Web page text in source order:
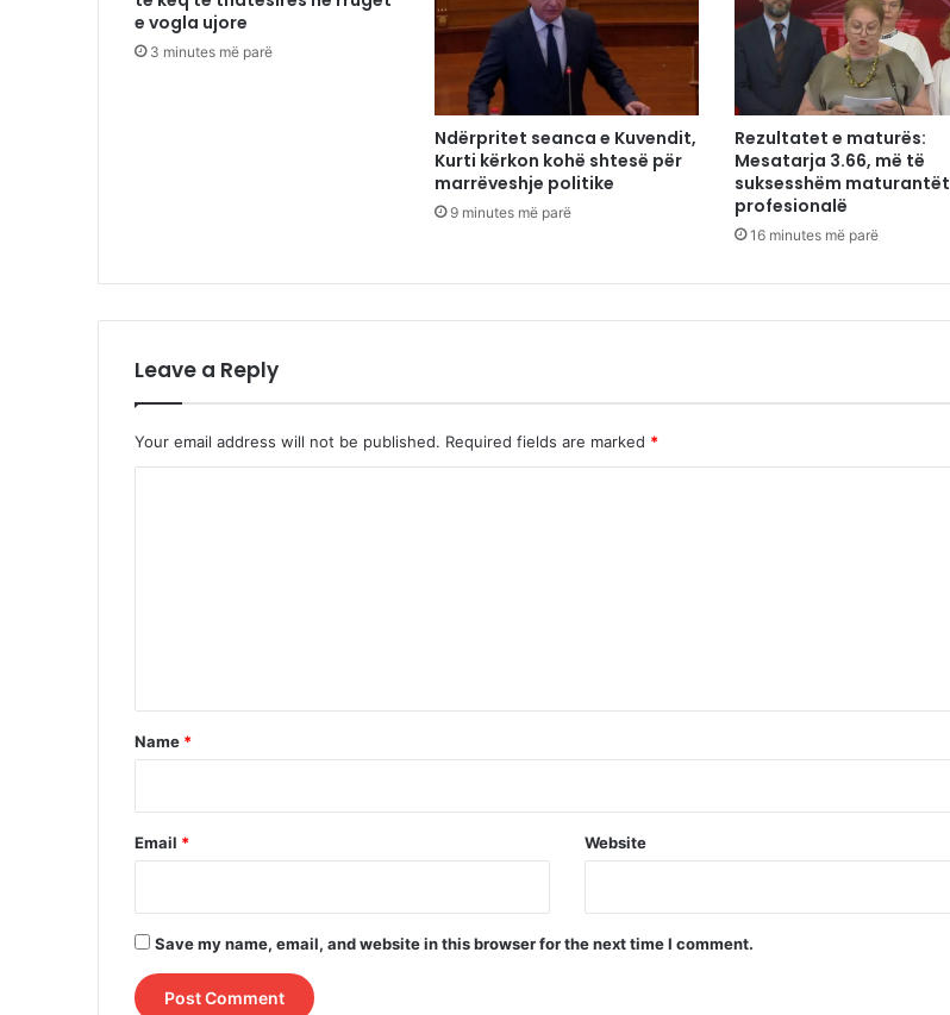
e vogla ujore
3 minutes më parë
Ndërpritet seanca e Kuvendit,
Kurti kërkon kohë shtesë për
marrëveshje politike
9 minutes më parë
Rezultatet e maturës:
Mesatarja 3.66, më të
suksesshëm maturantët
profesionalë
16 minutes më parë
Leave a Reply
Your email address will not be published. Required fields are marked *
*
Name *
Email * Website
Save my name, email, and website in this browser for the next time I comment.